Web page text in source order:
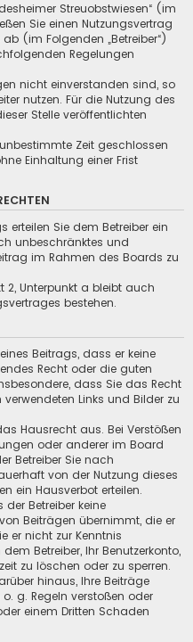
Streuobstwiesen“ (im
Sie einen Nutzungsvertrag
(im Folgenden „Betreiber“)
Regelungen
nicht einverstanden sind, so
nutzen. Für die Nutzung des
Stelle veröffentlichten
Zeit geschlossen
Einhaltung einer Frist
erteilen Sie dem Betreiber ein
unbeschränktes und
im Rahmen des Boards zu
2, Unterpunkt a bleibt auch
bestehen.
Beitrags, dass er keine
Recht oder die guten
dass Sie das Recht
Links und Bilder zu
Hausrecht aus. Bei Verstößen
oder anderer im Board
Betreiber Sie nach
von der Nutzung dieses
ein Hausverbot erteilen.
der Betreiber keine
Beiträgen übernimmt, die er
er nicht zur Kenntnis
Betreiber, Ihr Benutzerkonto,
zu löschen oder zu sperren.
hinaus, Ihre Beiträge
g. Regeln verstoßen oder
einem Dritten Schaden